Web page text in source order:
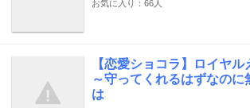
お気に入り：66人
【恋愛ショコラ】ロイヤ
～守ってくれるはずなのに
は